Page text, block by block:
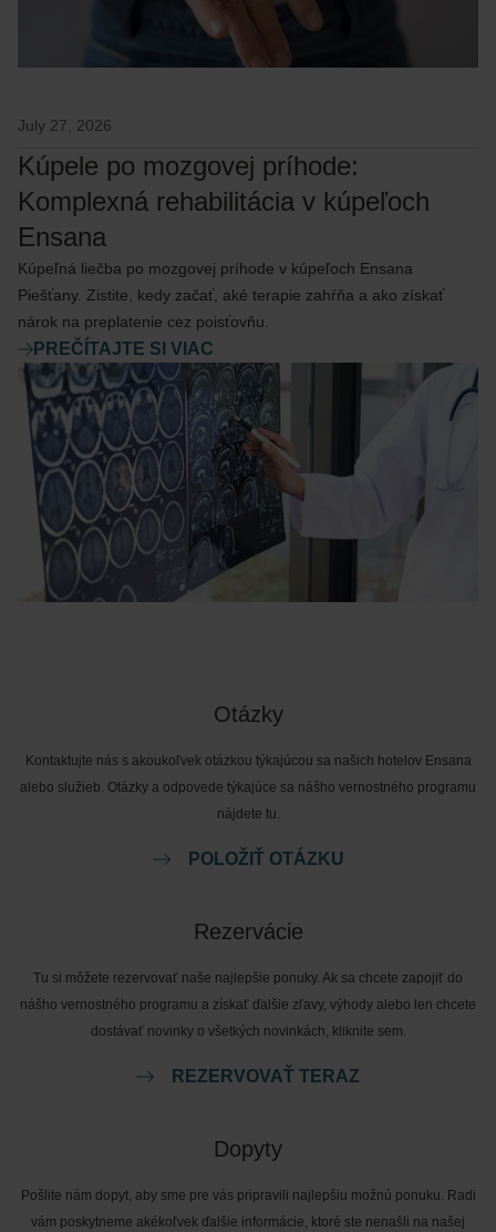
July 27, 2026
Kúpele po mozgovej príhode:
Komplexná rehabilitácia v kúpeľoch
Ensana
Kúpeľná liečba po mozgovej príhode v kúpeľoch Ensana
Piešťany. Zistite, kedy začať, aké terapie zahŕňa a ako získať
nárok na preplatenie cez poisťovňu.
PREČÍTAJTE SI VIAC
Otázky
Kontaktujte nás s akoukoľvek otázkou týkajúcou sa našich hotelov Ensana
alebo služieb. Otázky a odpovede týkajúce sa nášho vernostného programu
nájdete tu.
POLOŽIŤ OTÁZKU
Rezervácie
Tu si môžete rezervovať naše najlepšie ponuky. Ak sa chcete zapojiť do
nášho vernostného programu a získať ďalšie zľavy, výhody alebo len chcete
dostávať novinky o všetkých novinkách, kliknite sem.
REZERVOVAŤ TERAZ
Dopyty
Pošlite nám dopyt, aby sme pre vás pripravili najlepšiu možnú ponuku. Radi
vám poskytneme akékoľvek ďalšie informácie, ktoré ste nenašli na našej